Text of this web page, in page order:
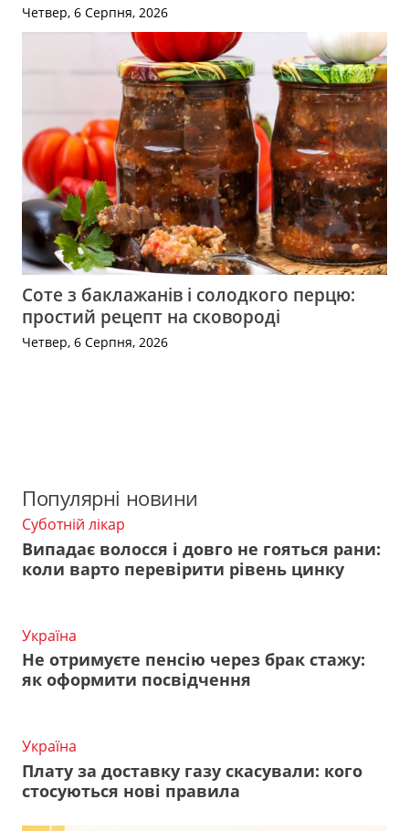
Четвер, 6 Серпня, 2026
Соте з баклажанів і солодкого перцю:
простий рецепт на сковороді
Четвер, 6 Серпня, 2026
Популярні новини
Суботній лікар
Випадає волосся і довго не гояться рани:
коли варто перевірити рівень цинку
Україна
Не отримуєте пенсію через брак стажу:
як оформити посвідчення
Україна
Плату за доставку газу скасували: кого
стосуються нові правила